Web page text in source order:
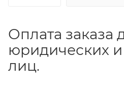
Оплата заказа
юридических
лиц.